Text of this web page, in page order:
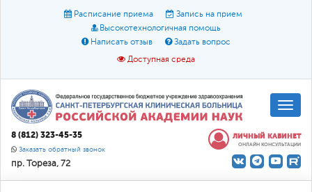
Расписание приема
Запись на прием
Высокотехнологичная помощь
Написать отзыв
Задать вопрос
Доступная среда
Размер шрифта: A A A
Цвет:
8 (812) 323-45-35
Заказать обратный звонок
пр. Тореза, 72
ЛИЧНЫЙ КАБИНЕТ
ОНЛАЙН КОНСУЛЬТАЦИИ